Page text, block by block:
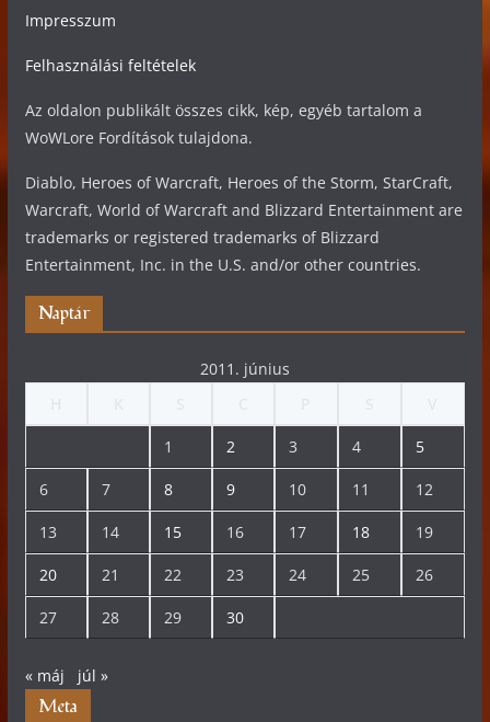
Impresszum
Felhasználási feltételek
Az oldalon publikált összes cikk, kép, egyéb tartalom a
WoWLore Fordítások tulajdona.
Diablo, Heroes of Warcraft, Heroes of the Storm, StarCraft,
Warcraft, World of Warcraft and Blizzard Entertainment are
trademarks or registered trademarks of Blizzard
Entertainment, Inc. in the U.S. and/or other countries.
Naptár
2011. június
1 2 3 4 5
6 7 8 9 10 11 12
13 14 15 16 17 18 19
20 21 22 23 24 25 26
27 28 29 30
« máj júl »
Meta